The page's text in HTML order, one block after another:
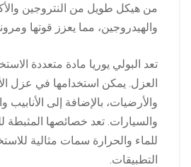
من هيكل طويل من النتروجين
والهيدروجين، مما يعزز قوتها
تعد البولي يوريا مادة متعددة
العزل. يمكن استخدامها في عزل
والأرضيات، بالإضافة إلى
والسيارات. تعد خصائصها المثبطة
للماء والحرارة سمات مثالية
التطبيقات.